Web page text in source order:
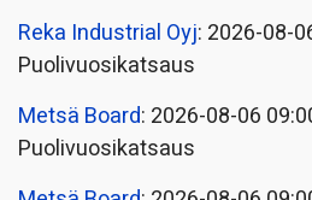
Reka Industrial Oyj: 2026-08-
Puolivuosikatsaus
Metsä Board: 2026-08-06
Puolivuosikatsaus